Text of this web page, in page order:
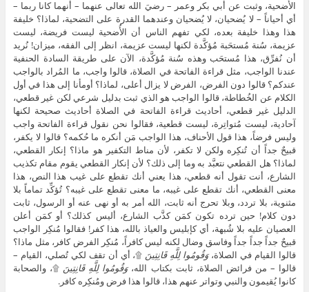
الأُضحية، وثبت عن أبي بكر وعمر – رضيَ الله تعالى عنهما – أنهما كانا ربما –
أي أحياناً – لا يُضحيان، لا يُضحيان وعندهما القدرة على التضحية، لماذا؟ خليفة
هذا وهذا خليفة بعده، لكي تفهم الناس أن الأُضحية ليست فريضة، ليست
عزيمة، سُنة مُستحَبة مُؤكَّدة لكنها ليست عزيمة، انظر إلى الفقه، ميزان! نُريد
أن نُفرِّق، هذا مُستحَب وهذه سُنة مُؤكَّدة، الآن على طريقة السادة الحنفية
عندنا الواجب، مثل قراءة الفاتحة في الصلاة، قالوا واجب، ما المُراد بالواجب
عندكم؟ قالوا دون الفرض، الفرض لا يزال أعلى، لماذا؟ أومأنا إلى هذا في أول
الكلام عن الخُطاطة، قالوا الواجب هو الذي ثبت بدليل شرعي لكن غير قطعي،
الدليل غير قطعي، أحاديث قراءة الفاتحة في الصلاة أحاديث صحيحة لكنها
آحادية، ليست مُتواتِرة، ليست قطعية، فقالوا نحن نقول قراءة الفاتحة واجب
وليس فرضاً، هذا قول الأحناف، هذا الواجب مَن أنكره ما حُكمه؟ قالوا لا يكفر،
قبيحٌ جداً أن تُنكِره ولكن لا تكفر، لأن مناط التكفير هو ماذا؟ إنكار القطعي،
لماذا؟ هل القطعي نتعبَّد به وما إلى ذلك؟ لأن إنكار القطعي يقوم مقام تكذيب
الشارع، أنت تقول أنه قطعي، هذا يعني أنك تقطع على غيب هذا النص، هذا
معنى القطعي، أنك تقطع على غيبه، ما معنى تقطع على غيبه؟ تُؤكِّد تماماً بلا
مثنوية، بلا تردد، وبلا تحرج أنه ثابت، الله أمر به أو نهى عنه أو الرسول، ثابت
دون كلام! حين ترده تكون كمَن كذَّب الشارع، أليس كذلك؟ أو كمَن أعلن
العصيان عليه بلا شُبهة، أي كإبليس والعياذ بالله، هذا كفر! فقالوا مُنكِر الواجب
قبيحٌ جداً جداً جداً وفاسق وضال لكنه ليس كافراً، مُنكِر الفرض كافر، مثل ماذا؟
قالوا القيام في الصلاة،وَقُومُوا لِلَّهِ قَانِتِينَ ۩، أي أن تقف لكي تُصلي، القيام –
قالوا – من فرائض الصلاة، ثابت بكتاب الله،وَقُومُوا لِلَّهِ قَانِتِينَ ۩، والصحابة
كانوا يُقيمون والنبي وتواتر عنهم هذا، قالوا هذا فرض ومُنكِره كافر.